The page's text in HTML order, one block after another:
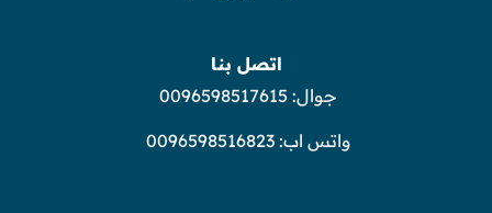
اتصل بنا
جوال: 0096598517615
واتس اب:0096598516823